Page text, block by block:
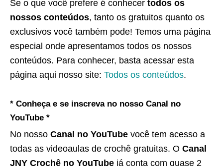
Se o que você prefere é conhecer todos os
nossos conteúdos, tanto os gratuitos quanto os
exclusivos você também pode! Temos uma página
especial onde apresentamos todos os nossos
conteúdos. Para conhecer, basta acessar esta
página aqui nosso site: Todos os conteúdos.
* Conheça e se inscreva no nosso Canal no
YouTube *
No nosso Canal no YouTube você tem acesso a
todas as videoaulas de crochê gratuitas. O Canal
JNY Crochê no YouTube já conta com quase 2